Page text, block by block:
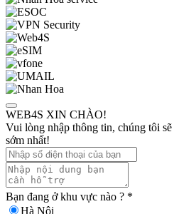
WEB4S XIN CHÀO!
Vui lòng nhập thông tin, chúng tôi
sớm nhất!
Bạn đang ở khu vực nào ? *
Hà Nội